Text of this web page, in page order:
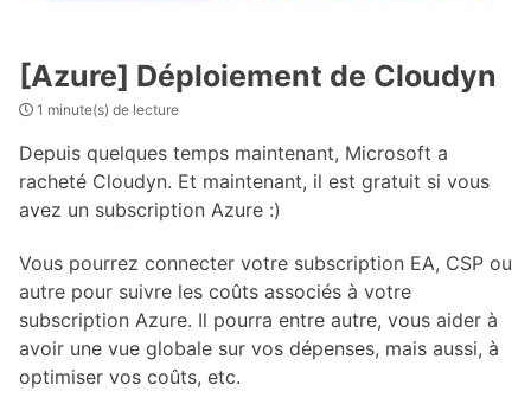
[Azure] Déploiement de Cloudyn
1 minute(s) de lecture
Depuis quelques temps maintenant, Microsoft a
racheté Cloudyn. Et maintenant, il est gratuit si vous
avez un subscription Azure :)
Vous pourrez connecter votre subscription EA, CSP ou
autre pour suivre les coûts associés à votre
subscription Azure. Il pourra entre autre, vous aider à
avoir une vue globale sur vos dépenses, mais aussi, à
optimiser vos coûts, etc.